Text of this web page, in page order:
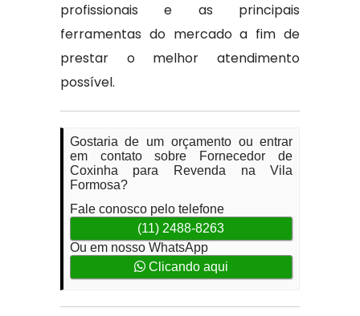
profissionais e as principais
ferramentas do mercado a fim de
prestar o melhor atendimento
possível.
Gostaria de um orçamento ou entrar
em contato sobre Fornecedor de
Coxinha para Revenda na Vila
Formosa?
Fale conosco pelo telefone
(11) 2488-8263
Ou em nosso WhatsApp
Clicando aqui